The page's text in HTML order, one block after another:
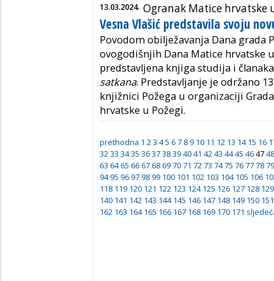
13.03.2024. Ogranak Matice hrvatske
Vesna Vlašić predstavila svoju
Povodom obilježavanja Dana grada
ovogodišnjih Dana Matice hrvatske
predstavljena knjiga studija i
satkana. Predstavljanje je održano
knjižnici Požega u organizaciji
hrvatske u Požegi.
prethodna 1 23 45 6 7 8 9 10 11 12 13 14 15 16
3233 3435 363738394041 4243 4445 464748
63 64 65 66 67 68 69 70 71 72 73 74 75 76 77 78 79
94 95 96 97 98 99 100 101 102 103 104 105 106
118 119 120 121 122 123 124 125 126 127 128 129
140 141 142 143 144 145 146 147 148 149 150 151
162 163 164 165 166 167 168 169 170 171